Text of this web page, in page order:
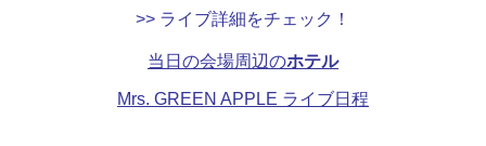
>> ライブ詳細をチェック！
当日の会場周辺のホテル
Mrs. GREEN APPLE ライブ日程